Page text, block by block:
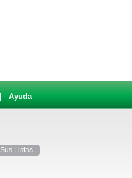
Ayuda
Sus Listas